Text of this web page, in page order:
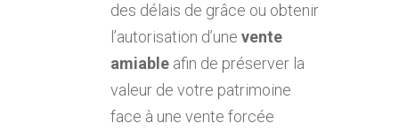
des délais de grâce ou obtenir
l’autorisation d’une vente
amiable afin de préserver la
valeur de votre patrimoine
face à une vente forcée